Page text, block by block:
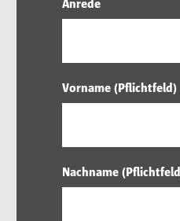
Anrede
Vorname (Pflichtfeld)
Nachname